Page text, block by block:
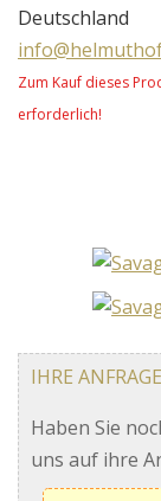
Deutschland
Zum Kauf dieses
erforderlich!
IHRE ANFRAGE
Haben Sie
uns auf ihre